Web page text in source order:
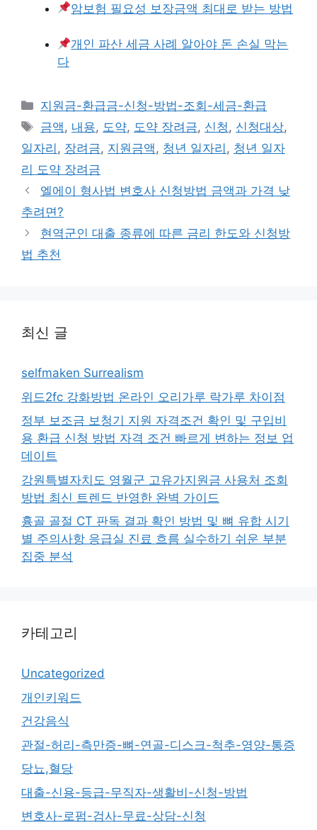
암보험 필요성 보장금액 최대로 받는 방법
개인 파산 세금 사례 알아야 돈 손실 막는
다
카
테
리
지원금-환급금-신청-방법-조회-세금-환급
태
그
금액, 내용, 도약, 도약 장려금, 신청, 신청대상,
일자리 , 장려금, 지원금액, 청년 일자리 , 청년 일자
리 도약 장려금
엘에이 형사법 변호사 신청방법 금액과 가격 낮
추려면?
현역군인 대출 종류에 따른 금리 한도와 신청방
법 추천
최신 글
selfmaken Surrealism
위드2fc 강화방법 온라인 오리가루 락가루 차이점
정부 보조금 보청기 지원 자격조건 확인 및 구입비
용 환급 신청 방법 자격 조건 빠르게 변하는 정보 업
데이트
강원특별자치도 영월군 고유가지원금 사용처 조회
방법 최신 트렌드 반영한 완벽 가이드
흉골 골절 CT 판독 결과 확인 방법 및 뼈 유합 시기
별 주의사항 응급실 진료 흐름 실수하기 쉬운 부분
집중 분석
카테고리
Uncategorized
개인키워드
건강음식
관절-허리-측만증-뼈-연골-디스크-척추-영양-통증
당뇨,혈당
대출-신용-등급-무직자-생활비-신청-방법
변호사-로펌-검사-무료-상담-신청